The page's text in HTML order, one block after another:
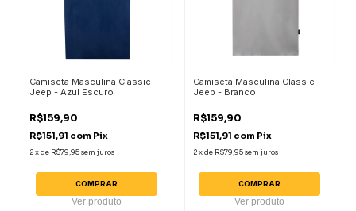
Camiseta Masculina Classic
Jeep - Azul Escuro
R$159,90
R$151,91 com Pix
2xde R$79,95sem juros
COMPRAR
Ver produto
Camiseta Masculina Classic
Jeep - Branco
R$159,90
R$151,91 com Pix
2 xde R$79,95 sem juros
COMPRAR
Ver produto